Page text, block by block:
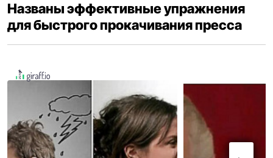
Названы эффективные упражнения
для быстрого прокачивания пресса